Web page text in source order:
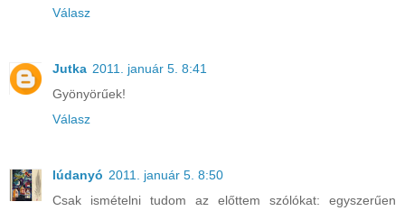
Válasz
Jutka 2011. január 5. 8:41
Gyönyörűek!
Válasz
lúdanyó 2011. január 5. 8:50
Csak ismételni tudom az előttem szólókat: egyszerűen